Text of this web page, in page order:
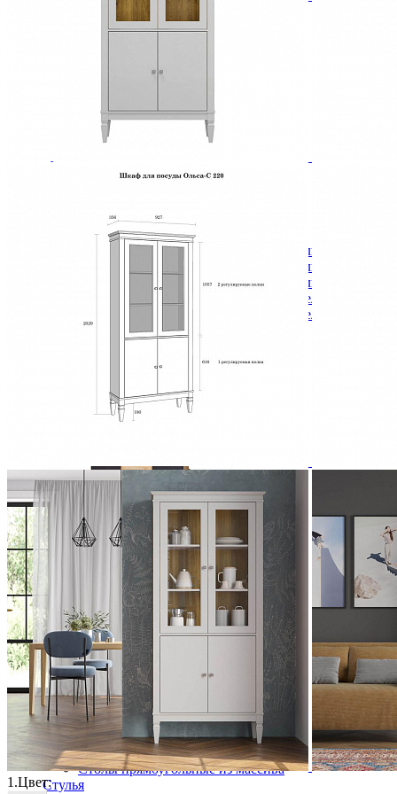
Кровати односпальные
Решетки и настилы под матрас
Спальные гарнитуры
Тумбы прикроватные
Полки и ящики в шкаф для одежды
Шкаф 1-дверный для одежды и белья
Шкафы 2-х дверные для одежды и белья
Шкафы 3-х дверные для одежды и белья
Шкафы 4-х дверные для одежды и белья
Шкафы 5-ти дверные для одежды и белья
Шкафы 6-ти дверные для одежды и белья
Шкафы купе для одежды и белья
Шкаф ROLLER-MHENF из массива сосны
76 367 ₽
84 852 ₽
-10%
Столовая
Буфеты и бары
Комоды для кухни
Лавки и скамьи
Полки и ящики
Столы кофейные и чайные
Столы обеденные
Столы квадратные из массива
Столы круглые из массива
Столы овальные из массива
Столы прямоугольные из массива
Стулья
1.Цвет: